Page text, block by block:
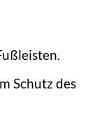
Schutz des